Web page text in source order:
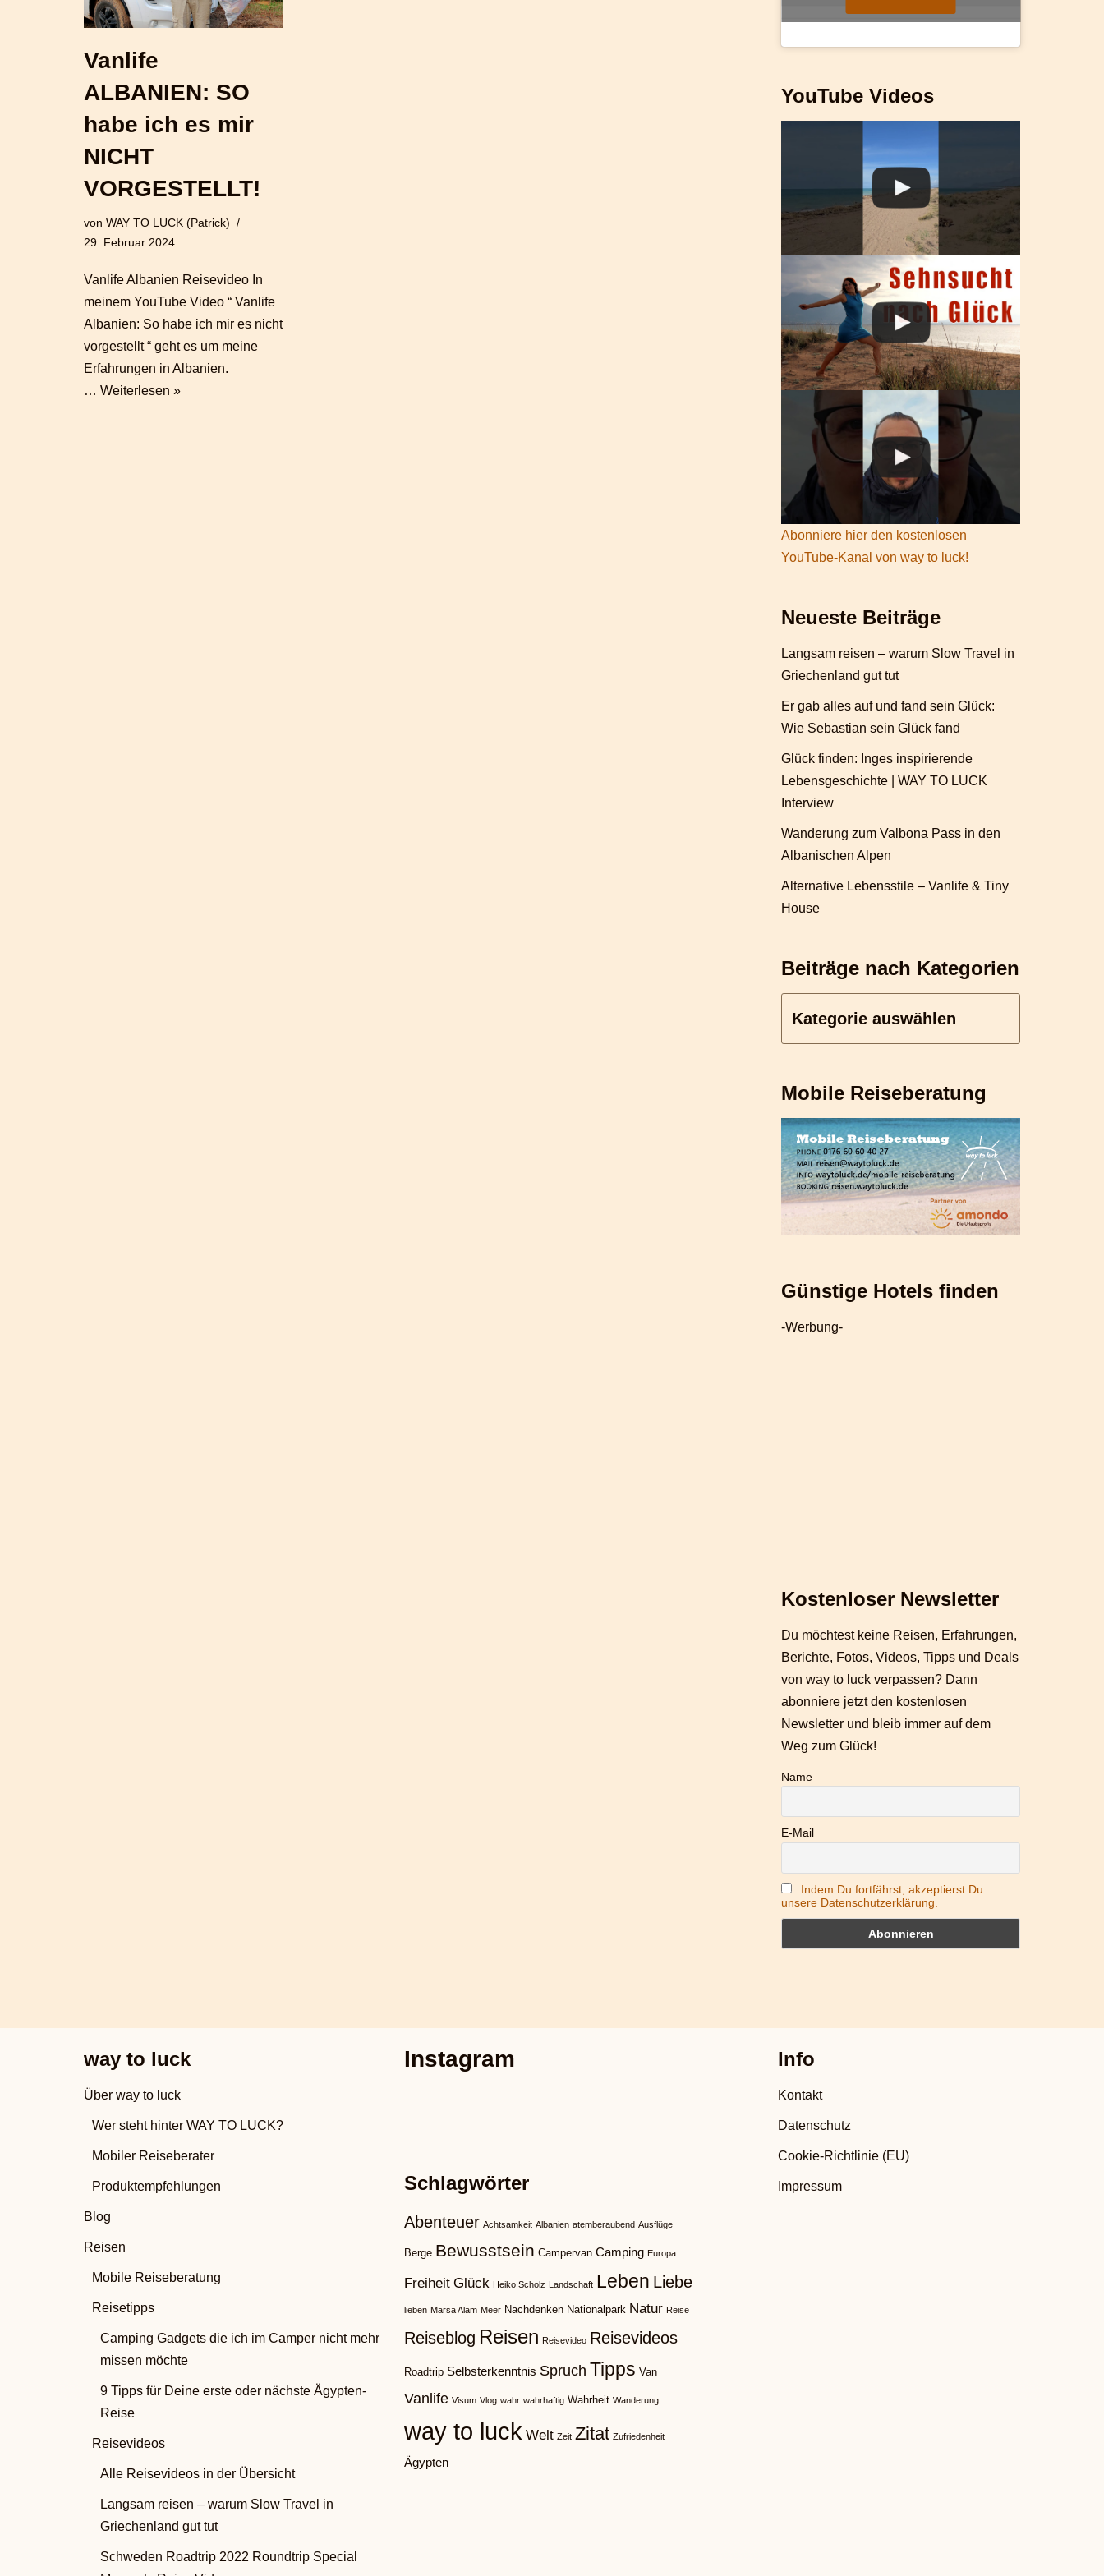
Vanlife
ALBANIEN: SO
habe ich es mir
NICHT
VORGESTELLT!
von WAY TO LUCK (Patrick)
29. Februar 2024
Vanlife Albanien Reisevideo In
meinem YouTube Video “ Vanlife
Albanien: So habe ich mir es nicht
vorgestellt “ geht es um meine
Erfahrungen in Albanien.
… Weiterlesen »
YouTube Videos
Abonniere hier den kostenlosen
YouTube-Kanal von way to luck!
Neueste Beiträge
Langsam reisen – warum Slow Travel in
Griechenland gut tut
Er gab alles auf und fand sein Glück:
Wie Sebastian sein Glück fand
Glück finden: Inges inspirierende
Lebensgeschichte | WAY TO LUCK
Interview
Wanderung zum Valbona Pass in den
Albanischen Alpen
Alternative Lebensstile – Vanlife & Tiny
House
Beiträge nach Kategorien
Mobile Reiseberatung
Günstige Hotels finden
-Werbung-
Kostenloser Newsletter
Du möchtest keine Reisen, Erfahrungen,
Berichte, Fotos, Videos, Tipps und Deals
von way to luck verpassen? Dann
abonniere jetzt den kostenlosen
Newsletter und bleib immer auf dem
Weg zum Glück!
Name
E-Mail
Indem Du fortfährst, akzeptierst Du
unsere Datenschutzerklärung.
way to luck
Über way to luck
Wer steht hinter WAY TO LUCK?
Mobiler Reiseberater
Produktempfehlungen
Blog
Reisen
Mobile Reiseberatung
Reisetipps
Camping Gadgets die ich im Camper nicht mehr
missen möchte
9 Tipps für Deine erste oder nächste Ägypten-
Reise
Reisevideos
Alle Reisevideos in der Übersicht
Langsam reisen – warum Slow Travel in
Griechenland gut tut
Schweden Roadtrip 2022 Roundtrip Special
Instagram
Schlagwörter
Abenteuer Achtsamkeit Albanien atemberaubend Ausflüge
Berge Bewusstsein Campervan Camping Europa
Freiheit Glück Heiko Scholz Landschaft Leben Liebe
lieben Marsa Alam Meer Nachdenken Nationalpark Natur Reise
Reiseblog Reisen Reisevideo Reisevideos
Roadtrip Selbsterkenntnis Spruch Tipps Van
Vanlife Visum Vlog wahr wahrhaftig Wahrheit Wanderung
way to luck Welt Zeit Zitat Zufriedenheit
Ägypten
Info
Kontakt
Datenschutz
Cookie-Richtlinie (EU)
Impressum